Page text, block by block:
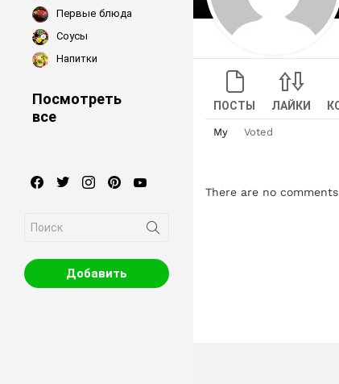
ПОСТЫ ЛАЙКИ
My Voted
There are no
Первые блюда
Соусы
Напитки
Посмотреть
все
facebooktwitterinstagrampinterest
for:
Добавить